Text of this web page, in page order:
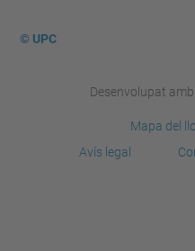
© UPC
Desenvolupat amb
Mapa del
Avís legal